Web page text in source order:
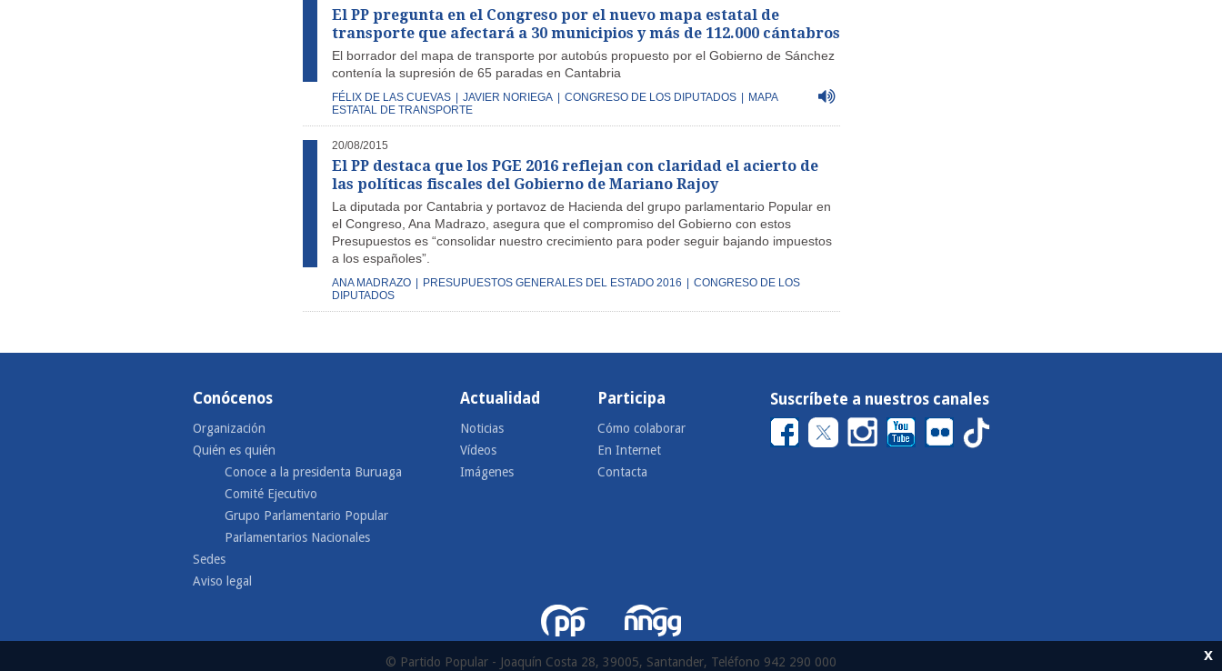
El PP pregunta en el Congreso por el nuevo mapa estatal de
transporte que afectará a 30 municipios y más de 112.000 cántabros
El borrador del mapa de transporte por autobús propuesto por el Gobierno de Sánchez
contenía la supresión de 65 paradas en Cantabria
FÉLIX DE LAS CUEVAS JAVIER NORIEGA CONGRESO DE LOS DIPUTADOS
MAPA
ESTATAL DE TRANSPORTE
20/08/2015
El PP destaca que los PGE 2016 reflejan con claridad el acierto de
las políticas fiscales del Gobierno de Mariano Rajoy
La diputada por Cantabria y portavoz de Hacienda del grupo parlamentario Popular en
el Congreso, Ana Madrazo, asegura que el compromiso del Gobierno con estos
Presupuestos es “consolidar nuestro crecimiento para poder seguir bajando impuestos
a los españoles”.
ANA MADRAZO PRESUPUESTOS GENERALES DEL ESTADO 2016
CONGRESO DE LOS
DIPUTADOS
Conócenos
Organización
Quién es quién
Conoce a la presidenta Buruaga
Comité Ejecutivo
Grupo Parlamentario Popular
Parlamentarios Nacionales
Sedes
Aviso legal
Actualidad
Noticias
Vídeos
Imágenes
Participa
Cómo colaborar
En Internet
Contacta
Suscríbete a nuestros canales
© Partido Popular - Joaquín Costa 28, 39005, Santander, Teléfono 942 290 000 x